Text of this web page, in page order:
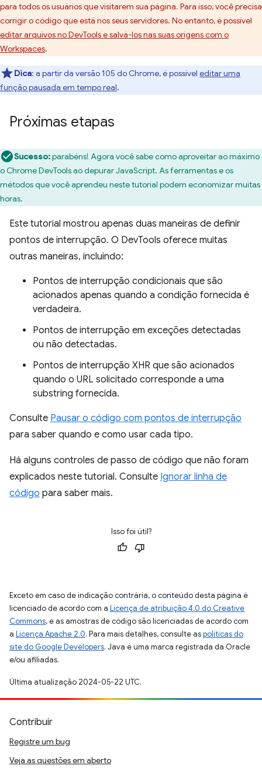
para todos os usuários que visitarem sua página. Para isso, você precisa
corrigir o código que está nos seus servidores. No entanto, é possível
editar arquivos no DevTools e salvá-los nas suas origens com o
Workspaces.
Dica: a partir da versão 105 do Chrome, é possível editar uma
função pausada em tempo real.
Próximas etapas
Sucesso:parabéns! Agora você sabe como aproveitar ao máximo
o Chrome DevTools ao depurar JavaScript. As ferramentas e os
métodos que você aprendeu neste tutorial podem economizar muitas
horas.
Este tutorial mostrou apenas duas maneiras de definir
pontos de interrupção. O DevTools oferece muitas
outras maneiras, incluindo:
Pontos de interrupção condicionais que são
acionados apenas quando a condição fornecida é
verdadeira.
Pontos de interrupção em exceções detectadas
ou não detectadas.
Pontos de interrupção XHR que são acionados
quando o URL solicitado corresponde a uma
substring fornecida.
Consulte Pausar o código com pontos de interrupção
para saber quando e como usar cada tipo.
Há alguns controles de passo de código que não foram
explicados neste tutorial. Consulte Ignorar linha de
código para saber mais.
Isso foi útil?
Exceto em caso de indicação contrária, o conteúdo desta página é
licenciado de acordo com a Licença de atribuição 4.0 do Creative
Commons, e as amostras de código são licenciadas de acordo com
a Licença Apache 2.0. Para mais detalhes, consulte aspolíticas do
site do Google Developers. Java é uma marca registrada da Oracle
e/ou afiliadas.
Última atualização 2024-05-22 UTC.
Contribuir
Registre um bug
Veja as questões em aberto